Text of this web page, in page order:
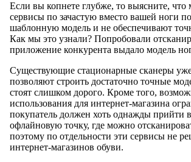
Если вы копнете глубже, то выясните, что
сервисы по зачастую вместо вашей ноги
шаблонную модель и не обеспечивают
Как мы это узнали? Попробовали
приложение конкурента выдало модель
Существующие стационарные сканеры
позволяют строить достаточно точные
стоят слишком дорого. Кроме того,
использования для интернет-магазина
покупатель должен хоть однажды прийти
офлайновую точку, где можно
поэтому по отдельности эти сервисы не
интернет-магазинов обуви.